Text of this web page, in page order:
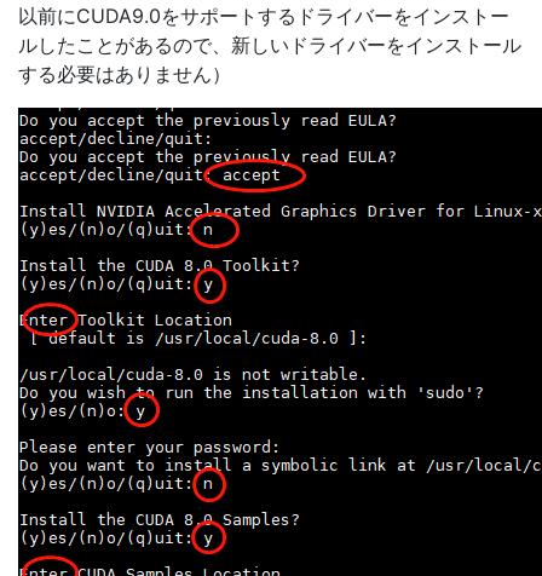
以前にCUDA9.0をサポートするドライバーをインストー
ルしたことがあるので、新しいドライバーをインストール
する必要はありません）